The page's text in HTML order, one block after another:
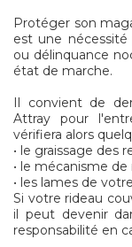
Protéger son
est une
ou délinquance
état de marche.
Il convient de
Attray pour
vérifiera alors
• le graissage des
• le mécanisme
• les lames de
Si votre rideau
il peut devenir
responsabilité en